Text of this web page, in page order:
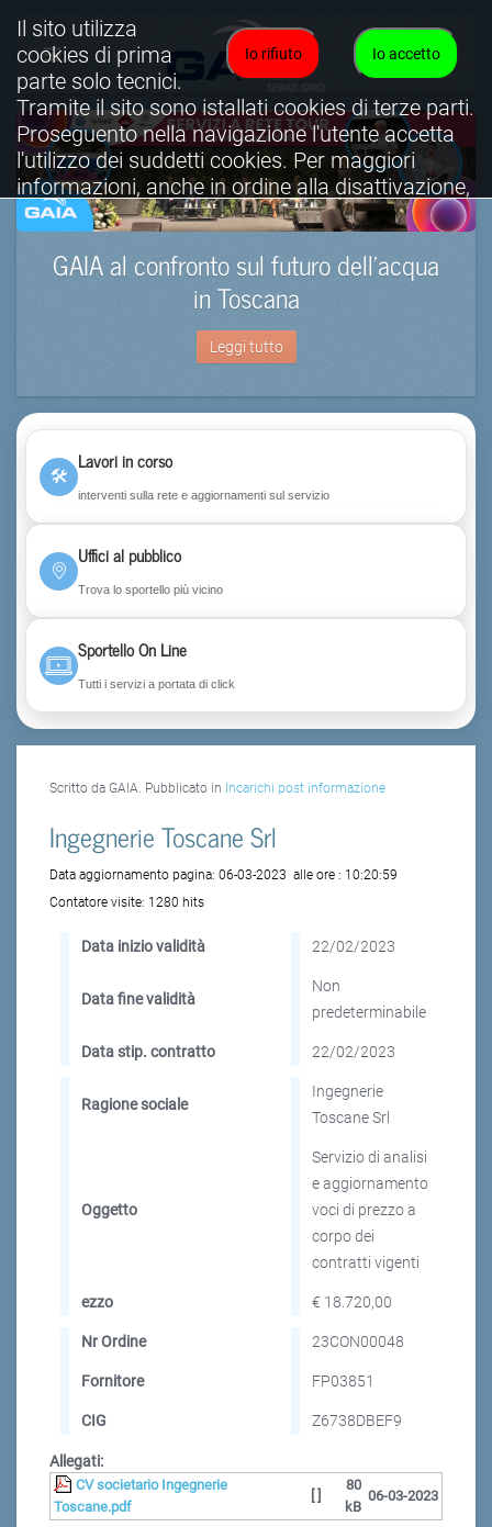
GAIA al confronto sul futuro dell’acqua
in Toscana
Leggi tutto
🛠
Lavori in corso
interventi sulla rete e aggiornamenti sul servizio
Uffici al pubblico
Trova lo sportello più vicino
Sportello On Line
Tutti i servizi a portata di click
Scritto da GAIA. Pubblicato in Incarichi post informazione
Ingegnerie Toscane Srl
Data aggiornamento pagina: 06-03-2023 alle ore : 10:20:59
Contatore visite: 1280 hits
Data inizio validità 22/02/2023
Data fine validità
Non
predeterminabile
Data stip. contratto 22/02/2023
Ragione sociale
Ingegnerie
Toscane Srl
Oggetto
Servizio di analisi
e aggiornamento
voci di prezzo a
corpo dei
contratti vigenti
ezzo € 18.720,00
Nr Ordine 23CON00048
Fornitore FP03851
CIG Z6738DBEF9
Allegati:
CV societario Ingegnerie
Toscane.pdf
80
kB
06-03-2023
Io accetto
Io rifiuto
Il sito utilizza
cookies di prima
parte solo tecnici.
Tramite il sito sono istallati cookies di terze parti.
Proseguento nella navigazione l'utente accetta
l'utilizzo dei suddetti cookies. Per maggiori
informazioni, anche in ordine alla disattivazione,
è possibile consultare l'informativa cookies
completa.
Visualizza informativa completa.